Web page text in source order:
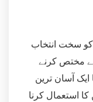
کو سخت انتخاب
مختص کرنے
آسان ترین
استعمال کرنا